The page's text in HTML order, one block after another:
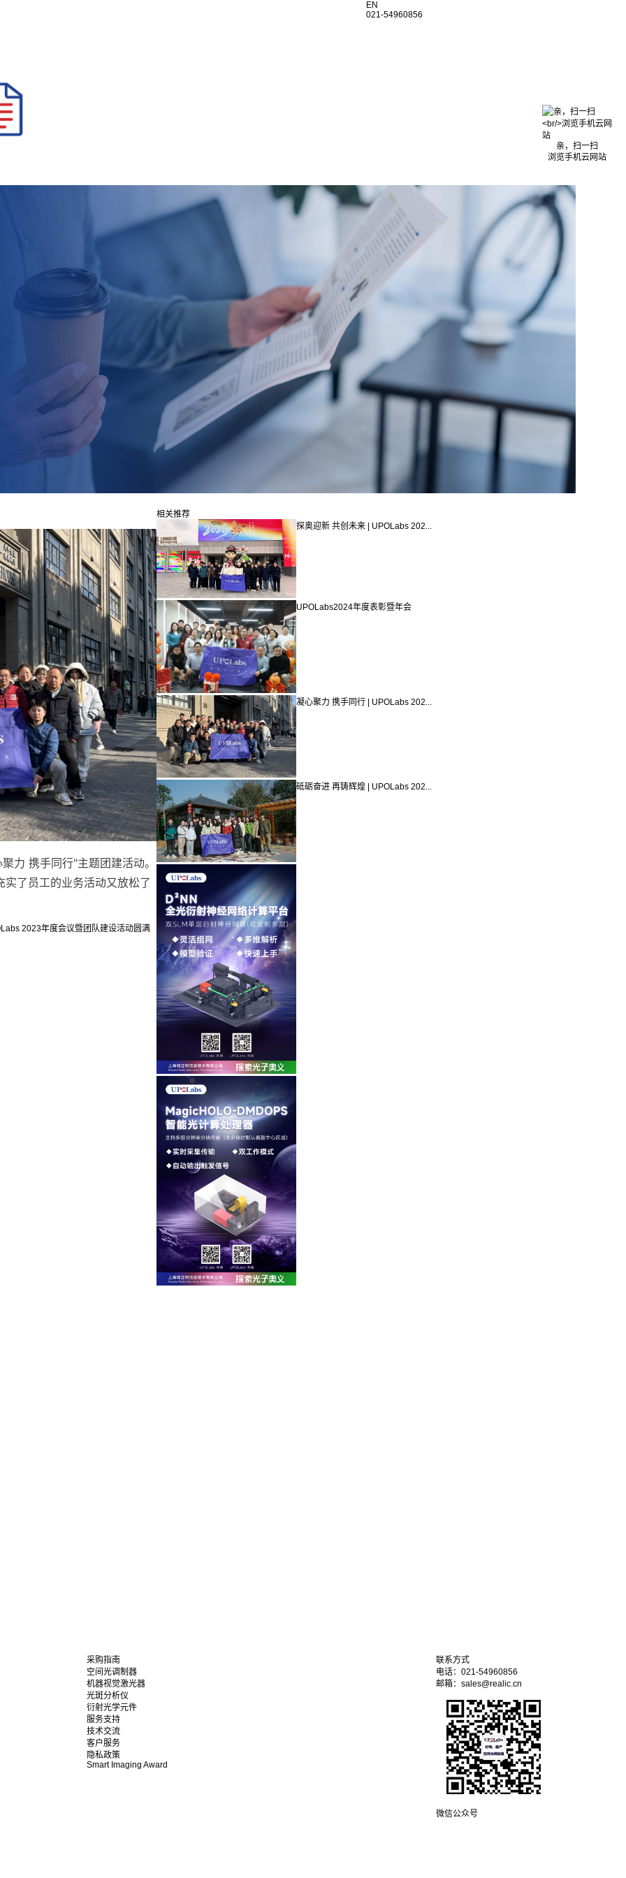
EN
021-54960856
力 携手同行"主题团建活动。
了员工的业务活动又放松了
2023年度会议暨团队建设活动圆满
相关推荐
探奥迎新 共创未来 | UPOLabs 202...
UPOLabs2024年度表彰暨年会
凝心聚力 携手同行 | UPOLabs 202...
砥砺奋进 再铸辉煌 | UPOLabs 202...
采购指南
空间光调制器
机器视觉激光器
光斑分析仪
衍射光学元件
服务支持
技术交流
客户服务
隐私政策
Smart Imaging Award
联系方式
电话：021-54960856
邮箱：sales@realic.cn
微信公众号
亲，扫一扫
浏览手机云网站